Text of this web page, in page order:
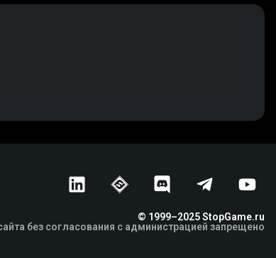
© 1999–2025 StopGame.ru
без согласования с администрацией запрещено